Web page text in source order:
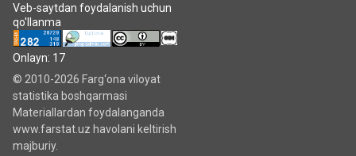
Veb-saytdan foydalanish uchun
qo'llanma
Onlayn: 17
© 2010-2026 Farg‘ona viloyat
statistika boshqarmasi
Materiallardan foydalanganda
www.farstat.uz havolani keltirish
majburiy.